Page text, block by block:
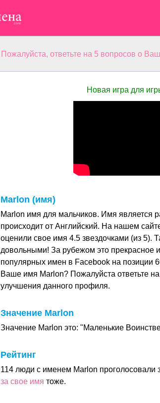
Пожалуйста, ответьте на 5 вопросов о
Новая игра для
Marlon (имя)
Marlon имя для мальчиков. Имя является
происходит от Английский. На нашем
оценили свое имя 4.5 звездочками (из 5).
довольными! За рубежом это прекрасное
популярных имен в Facebook на позиции
Ваше имя Marlon? Пожалуйста ответьте на
улучшения данного профиля.
Значение Marlon
Значение Marlon это: "Маленькие
Рейтинг
114 люди с именем Marlon проголосовали
за свое имя тоже.